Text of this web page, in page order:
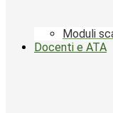
Moduli
Docenti e ATA